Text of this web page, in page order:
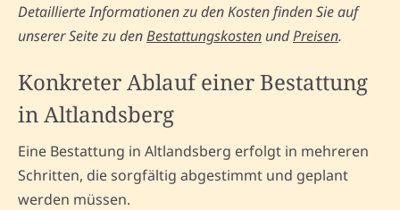
Detaillierte Informationen zu den Kosten finden Sie auf
unserer Seite zu denBestattungskosten undPreisen.
Konkreter Ablauf einer Bestattung
in Altlandsberg
Eine Bestattung in Altlandsberg erfolgt in mehreren
Schritten, die sorgfältig abgestimmt und geplant
werden müssen.